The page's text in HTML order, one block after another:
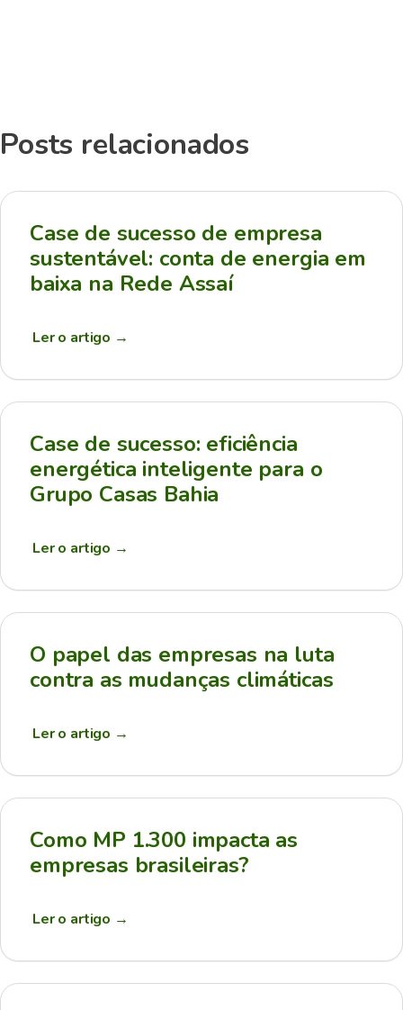
Posts relacionados
Case de sucesso de empresa
sustentável: conta de energia em
baixa na Rede Assaí
Ler o artigo →
Case de sucesso: eficiência
energética inteligente para o
Grupo Casas Bahia
Ler o artigo →
O papel das empresas na luta
contra as mudanças climáticas
Ler o artigo →
Como MP 1.300 impacta as
empresas brasileiras?
Ler o artigo →